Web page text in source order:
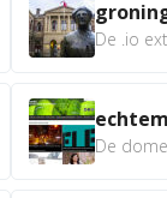
De .io
De